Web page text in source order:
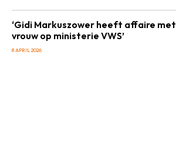
‘Gidi Markuszower heeft affaire met
vrouw op ministerie VWS’
8 APRIL 2026